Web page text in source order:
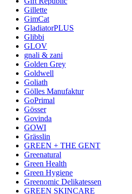
Gillette
GimCat
GladiatorPLUS
Glibbi
GLOV
gnali & zani
Golden Grey
Goldwell
Goliath
Gölles Manufaktur
GoPrimal
Gösser
Govinda
GOWI
Grässlin
GREEN + THE GENT
Greenatural
Green Health
Green Hygiene
Greenomic Delikatessen
GREEN SKINCARE